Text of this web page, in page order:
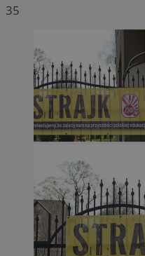
35